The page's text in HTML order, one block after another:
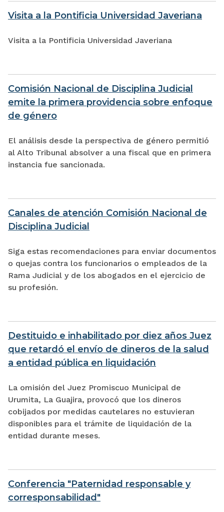
Visita a la Pontificia Universidad Javeriana
Visita a la Pontificia Universidad Javeriana
Comisión Nacional de Disciplina Judicial
emite la primera providencia sobre enfoque
de género
El análisis desde la perspectiva de género permitió
al Alto Tribunal absolver a una fiscal que en primera
instancia fue sancionada.
Canales de atención Comisión Nacional de
Disciplina Judicial
Siga estas recomendaciones para enviar documentos
o quejas contra los funcionarios o empleados de la
Rama Judicial y de los abogados en el ejercicio de
su profesión.
Destituido e inhabilitado por diez años Juez
que retardó el envío de dineros de la salud
a entidad pública en liquidación
La omisión del Juez Promiscuo Municipal de
Urumita, La Guajira, provocó que los dineros
cobijados por medidas cautelares no estuvieran
disponibles para el trámite de liquidación de la
entidad durante meses.
Conferencia "Paternidad responsable y
corresponsabilidad"